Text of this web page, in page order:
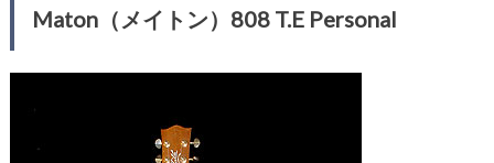
Maton（メイトン）808 T.E Personal